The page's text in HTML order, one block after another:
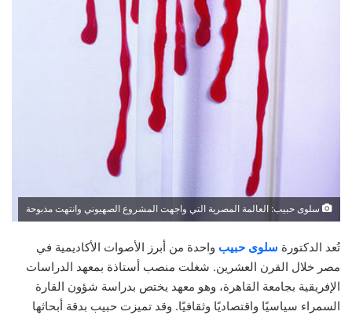
سلوى حبيب: العالمة المصرية التي واجهت المشروع الصهيوني وانتهت مذبوحة
تُعد الدكتورة سلوى حبيب واحدة من أبرز الأصوات الأكاديمية في
مصر خلال القرن العشرين. شغلت منصب أستاذة بمعهد الدراسات
الإفريقية بجامعة القاهرة، وهو معهد يختص بدراسة شؤون القارة
السمراء سياسيًا واقتصاديًا وثقافيًا. وقد تميزت حبيب بدقة أبحاثها